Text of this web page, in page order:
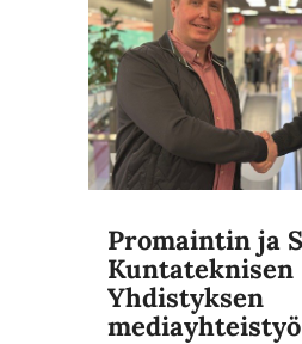
Promaintin ja
Kuntateknisen
Yhdistyksen